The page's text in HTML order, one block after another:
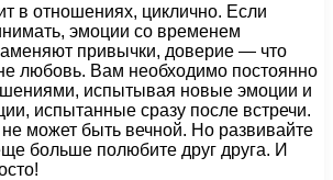
в отношениях, циклично. Если
эмоции со временем
привычки, доверие — что
любовь. Вам необходимо постоянно
испытывая новые эмоции и
испытанные сразу после встречи.
может быть вечной. Но развивайте
больше полюбите друг друга. И